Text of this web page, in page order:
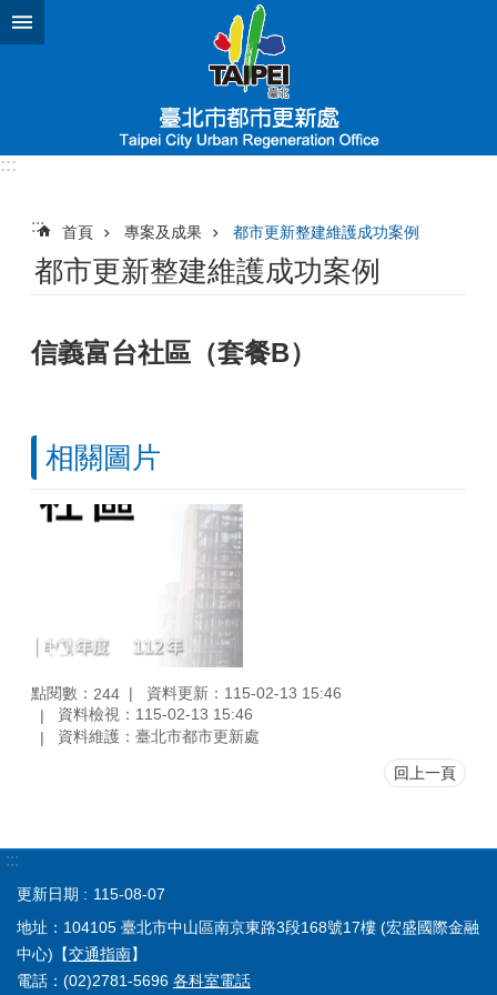
跳到主要內容區塊
:::
::: 首頁 專案及成果 都市更新整建維護成功案例
都市更新整建維護成功案例
信義富台社區（套餐B）
相關圖片
點閱數： 244
資料更新：115-02-13 15:46
資料檢視：115-02-13 15:46
資料維護：臺北市都市更新處
回上一頁
:::
更新日期
115-08-07
地址：104105 臺北市中山區南京東路3段168號17樓 (宏盛國際金融
中心)【交通指南】
電話：(02)2781-5696 各科室電話